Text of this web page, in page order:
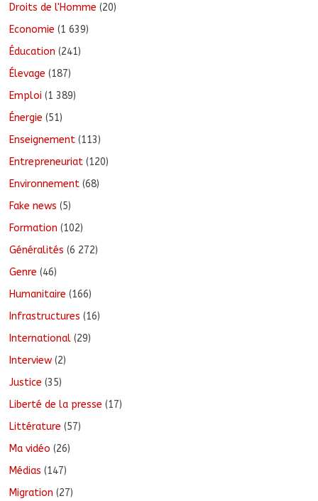
Droits de l'Homme (20)
Economie (1 639)
Éducation (241)
Élevage (187)
Emploi (1 389)
Énergie (51)
Enseignement (113)
Entrepreneuriat (120)
Environnement (68)
Fake news (5)
Formation (102)
Généralités (6 272)
Genre (46)
Humanitaire (166)
Infrastructures (16)
International (29)
Interview (2)
Justice (35)
Liberté de la presse (17)
Littérature (57)
Ma vidéo (26)
Médias (147)
Migration (27)